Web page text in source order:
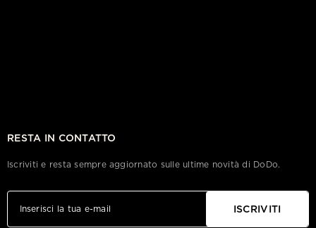
RESTA IN CONTATTO
Iscriviti e resta sempre aggiornato sulle ultime novità di DoDo.
ISCRIVITI